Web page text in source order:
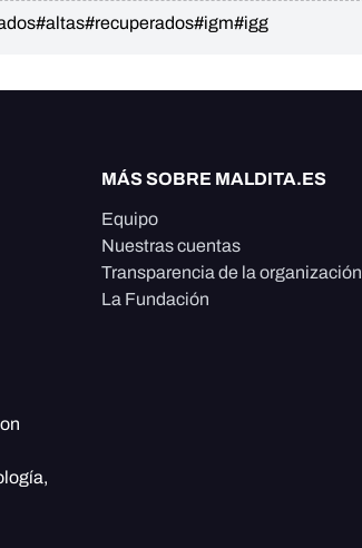
#altas#recuperados#igm#igg
MÁS SOBRE MALDITA.ES
Equipo
Nuestras cuentas
Transparencia de la organización
La Fundación